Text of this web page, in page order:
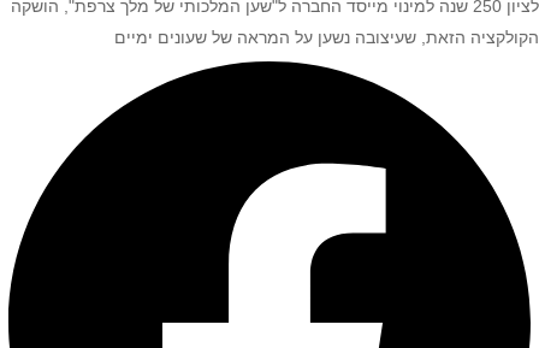
לציון 250 שנה למינוי מייסד החברה ל"שען המלכותי של מלך צרפת", הושקה
הקולקציה הזאת, שעיצובה נשען על המראה של שעונים ימיים